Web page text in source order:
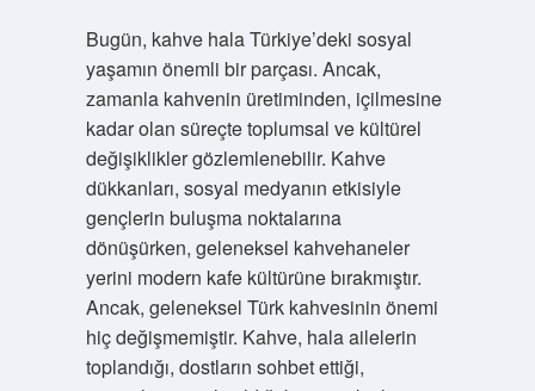
Bugün, kahve hala Türkiye’deki sosyal
yaşamın önemli bir parçası. Ancak,
zamanla kahvenin üretiminden, içilmesine
kadar olan süreçte toplumsal ve kültürel
değişiklikler gözlemlenebilir. Kahve
dükkanları, sosyal medyanın etkisiyle
gençlerin buluşma noktalarına
dönüşürken, geleneksel kahvehaneler
yerini modern kafe kültürüne bırakmıştır.
Ancak, geleneksel Türk kahvesinin önemi
hiç değişmemiştir. Kahve, hala ailelerin
toplandığı, dostların sohbet ettiği,